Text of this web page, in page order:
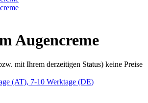
Augencreme
mit Ihrem derzeitigen Status) keine Preise
(AT), 7-10 Werktage (DE)